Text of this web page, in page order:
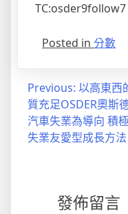
TC:osder9follow7
Posted in 分數
Previous: 以高東西
質充足OSDER奧斯
汽車失業為導向 積
失業友愛型成長方法
發佈留言